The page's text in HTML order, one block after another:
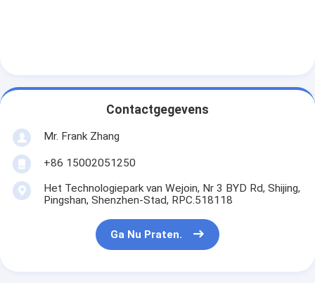
Contactgegevens
Mr. Frank Zhang
+86 15002051250
Het Technologiepark van Wejoin, Nr 3 BYD Rd, Shijing,
Pingshan, Shenzhen-Stad, RPC.518118
Ga Nu Praten.